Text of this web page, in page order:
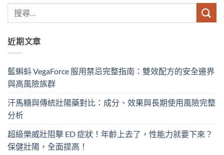
近期文章
藍蝌蚪 VegaForce 服用禁忌完整指南：雙效配方的安全邊界
與高風險族群
汗馬糖與傳統壯陽藥對比：成分、效果與長期使用風險完整
分析
超級樂威壯阻擊 ED 症狀！年齡上去了，性能力就要下來？
保健壯陽，全面提高！